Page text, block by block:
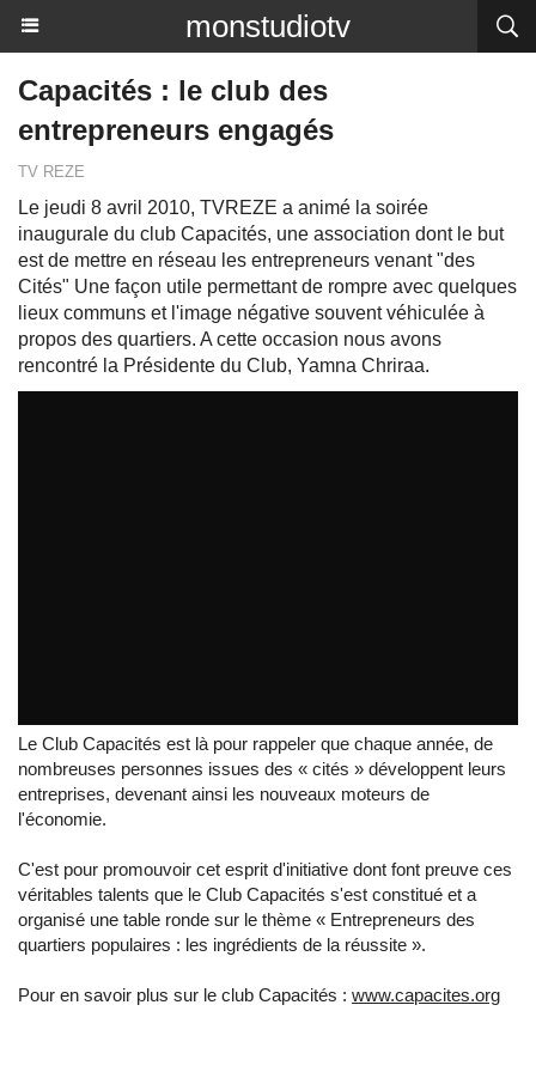
monstudiotv
Capacités : le club des
entrepreneurs engagés
TV REZE
Le jeudi 8 avril 2010, TVREZE a animé la soirée
inaugurale du club Capacités, une association dont le but
est de mettre en réseau les entrepreneurs venant "des
Cités" Une façon utile permettant de rompre avec quelques
lieux communs et l'image négative souvent véhiculée à
propos des quartiers. A cette occasion nous avons
rencontré la Présidente du Club, Yamna Chriraa.
Le Club Capacités est là pour rappeler que chaque année, de
nombreuses personnes issues des « cités » développent leurs
entreprises, devenant ainsi les nouveaux moteurs de
l'économie.
C'est pour promouvoir cet esprit d'initiative dont font preuve ces
véritables talents que le Club Capacités s'est constitué et a
organisé une table ronde sur le thème « Entrepreneurs des
quartiers populaires : les ingrédients de la réussite ».
Pour en savoir plus sur le club Capacités : www.capacites.org